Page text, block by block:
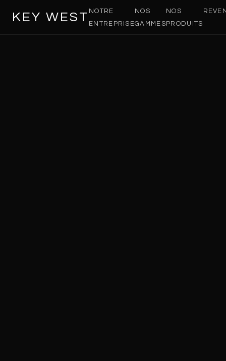
KEY WEST NOTRE
ENTREPRISE
NOS
GAMMES
NOS
PRODUITS